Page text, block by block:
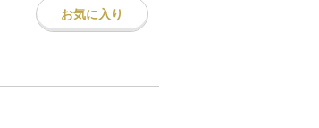
お気に入り